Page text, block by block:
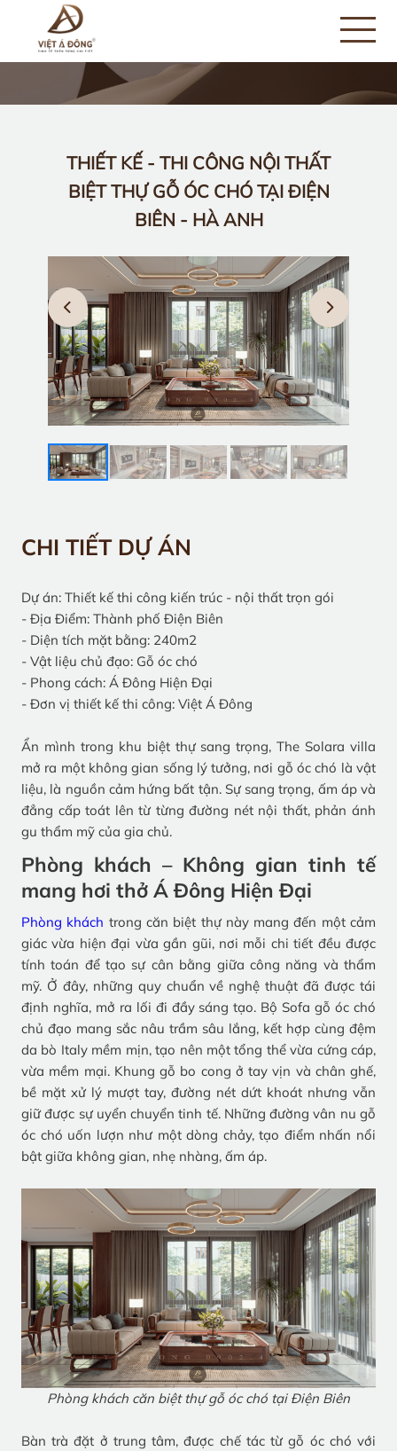
THIẾT KẾ - THI CÔNG NỘI THẤT
BIỆT THỰ GỖ ÓC CHÓ TẠI ĐIỆN
BIÊN - HÀ ANH
CHI TIẾT DỰ ÁN
Dự án: Thiết kế thi công kiến trúc - nội thất trọn gói
- Địa Điểm: Thành phố Điện Biên
- Diện tích mặt bằng: 240m2
- Vật liệu chủ đạo: Gỗ óc chó
- Phong cách: Á Đông Hiện Đại
- Đơn vị thiết kế thi công: Việt Á Đông
Ẩn mình trong khu biệt thự sang trọng, The Solara villa
mở ra một không gian sống lý tưởng, nơi gỗ óc chó là vật
liệu, là nguồn cảm hứng bất tận. Sự sang trọng, ấm áp và
đẳng cấp toát lên từ từng đường nét nội thất, phản ánh
gu thẩm mỹ của gia chủ.
Phòng khách – Không gian tinh tế
mang hơi thở Á Đông Hiện Đại
Phòng khách trong căn biệt thự này mang đến một cảm
giác vừa hiện đại vừa gần gũi, nơi mỗi chi tiết đều được
tính toán để tạo sự cân bằng giữa công năng và thẩm
mỹ. Ở đây, những quy chuẩn về nghệ thuật đã được tái
định nghĩa, mở ra lối đi đầy sáng tạo. Bộ Sofa gỗ óc chó
chủ đạo mang sắc nâu trầm sâu lắng, kết hợp cùng đệm
da bò Italy mềm mịn, tạo nên một tổng thể vừa cứng cáp,
vừa mềm mại. Khung gỗ bo cong ở tay vịn và chân ghế,
bề mặt xử lý mượt tay, đường nét dứt khoát nhưng vẫn
giữ được sự uyển chuyển tinh tế. Những đường vân nu gỗ
óc chó uốn lượn như một dòng chảy, tạo điểm nhấn nổi
bật giữa không gian, nhẹ nhàng, ấm áp.
Phòng khách căn biệt thự gỗ óc chó tại Điện Biên
Bàn trà đặt ở trung tâm, được chế tác từ gỗ óc chó với